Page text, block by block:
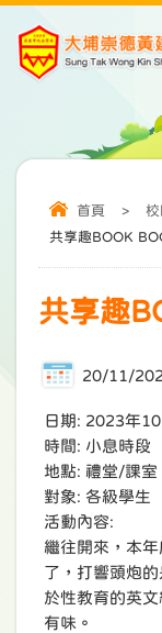
首頁 > 校
共享趣BOOK
共享趣
20/11/
日期: 2023年10
時間: 小息時段
地點: 禮堂/課室
對象: 各級學生
活動內容:
繼往開來，本
了，打響頭炮
於性教育的英
有味。